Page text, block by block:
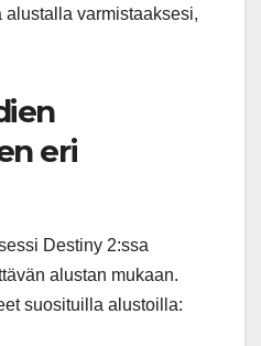
varmistaaksesi,
eri
Destiny 2:ssa
alustan mukaan.
suosituilla alustoilla: